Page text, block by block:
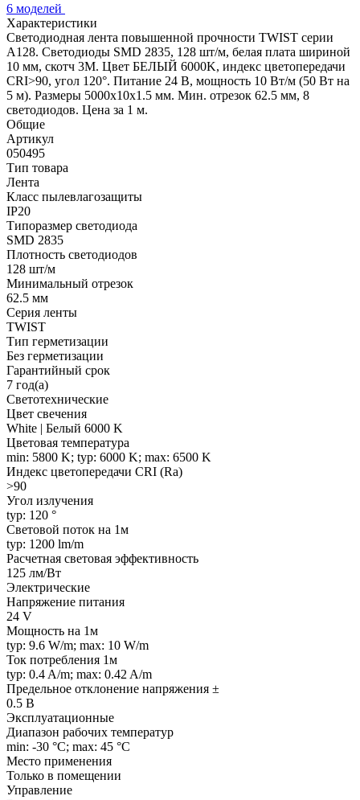
6 моделей
Характеристики
Светодиодная лента повышенной прочности TWIST серии
A128. Светодиоды SMD 2835, 128 шт/м, белая плата шириной
10 мм, скотч 3M. Цвет БЕЛЫЙ 6000K, индекс цветопередачи
CRI>90, угол 120°. Питание 24 В, мощность 10 Вт/м (50 Вт на
5 м). Размеры 5000x10x1.5 мм. Мин. отрезок 62.5 мм, 8
светодиодов. Цена за 1 м.
Общие
Артикул
050495
Тип товара
Лента
Класс пылевлагозащиты
IP20
Типоразмер светодиода
SMD 2835
Плотность светодиодов
128 шт/м
Минимальный отрезок
62.5 мм
Серия ленты
TWIST
Тип герметизации
Без герметизации
Гарантийный срок
7 год(а)
Светотехнические
Цвет свечения
White | Белый 6000 K
Цветовая температура
min: 5800 K; typ: 6000 K; max: 6500 K
Индекс цветопередачи CRI (Ra)
>90
Угол излучения
typ: 120 °
Световой поток на 1м
typ: 1200 lm/m
Расчетная световая эффективность
125 лм/Вт
Электрические
Напряжение питания
24 V
Мощность на 1м
typ: 9.6 W/m; max: 10 W/m
Ток потребления 1м
typ: 0.4 A/m; max: 0.42 A/m
Предельное отклонение напряжения ±
0.5 В
Эксплуатационные
Диапазон рабочих температур
min: -30 °C; max: 45 °C
Место применения
Только в помещении
Управление